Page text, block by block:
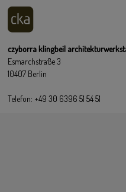
czyborra klingbeil
Esmarchstraße 3
10407 Berlin
Telefon: +49 30 6396 51 54 51